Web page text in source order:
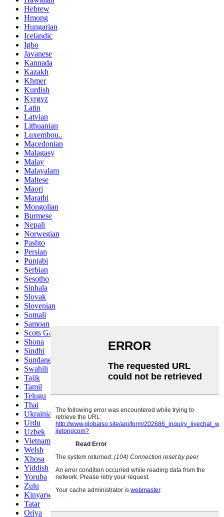
Hebrew
Hmong
Hungarian
Icelandic
Igbo
Javanese
Kannada
Kazakh
Khmer
Kurdish
Kyrgyz
Latin
Latvian
Lithuanian
Luxembou..
Macedonian
Malagasy
Malay
Malayalam
Maltese
Maori
Marathi
Mongolian
Burmese
Nepali
Norwegian
Pashto
Persian
Punjabi
Serbian
Sesotho
Sinhala
Slovak
Slovenian
Somali
Samoan
Scots Gaelic
Shona
Sindhi
Sundanese
Swahili
Tajik
Tamil
Telugu
Thai
Ukrainian
Urdu
Uzbek
Vietnamese
Welsh
Xhosa
Yiddish
Yoruba
Zulu
Kinyarwanda
Tatar
Oriya